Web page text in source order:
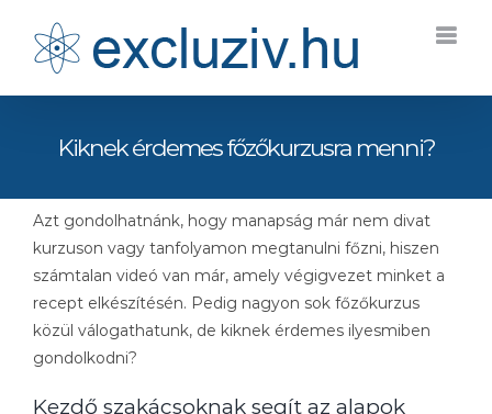
Kiknek érdemes főzőkurzusra menni?
Azt gondolhatnánk, hogy manapság már nem divat
kurzuson vagy tanfolyamon megtanulni főzni, hiszen
számtalan videó van már, amely végigvezet minket a
recept elkészítésén. Pedig nagyon sok főzőkurzus
közül válogathatunk, de kiknek érdemes ilyesmiben
gondolkodni?
Kezdő szakácsoknak segít az alapok